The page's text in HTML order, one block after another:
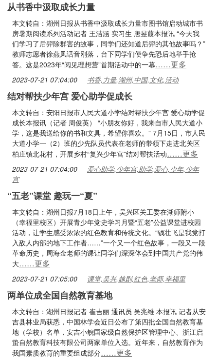
从书香中汲取成长力量
本文转自：湖州日报从书香中汲取成长力量市图书馆启动城市书
房暑期阅读系列活动记者 王洁涵 实习生 唐昱葭本报讯 “今天我
们学习了后羿除群害的故事，同学们还知道后羿的其他故事吗？”
教师志愿者徐燕凤话音刚落，台下同学们便争先恐后地举手抢
答。这是2023年“阅见理想营”首期活动中的一幕……更多
2023-07-21 07:04:00 书香,力量,湖州,中国,文化,活动
结对帮扶少年宫 爱心助学促成长
本文转自：安阳日报市人民大道小学结对帮扶少年宫 爱心助学促
成长本报讯（记者 周俊英） “小朋友你好，我来自市人民大道小
学，这是我送给你的书和文具，希望你喜欢。” 7月15日，市人民
大道小学一（2）班的少先队员代表在老师的带领下走进北关区
柏庄镇北花村，开展乡村“复兴少年宫”结对帮扶活动……更多
2023-07-21 07:04:00
爱心助学,少年宫,助学,爱心,少年,少年
宫
“五老”课堂 趣玩一“夏”
本文转自：湖州日报7月18日上午，吴兴区关工委在湖师附小
（幸福里校区）开展青少年党史学习月暨“五老”公益课堂进校园
活动，让学生感受浓浓的红色教育和传统文化。“钱壮飞是我党打
入敌人内部的地下工作者……”一个又一个红色故事，一段又一段
革命历史，周海金老师的课让同学们深深体会到中国共产党的伟
大……更多
2023-07-21 07:05:00 课堂,吴兴,越剧,红色,老师,幸福里
两单位成全国自然教育基地
本文转自：湖州日报记者 崔吉丽 通讯员 吴兆维 本报讯 记者从安
吉县林业局获悉，中国林学会近日公布了第四批全国自然教育基
地（学校）名单，安吉小鲵国家级自然保护区管理中心、浙江启
蛰自然教育科技有限公司两家单位入选。近年来，自然教育作为
我国素质教育的重要组成部分……更多